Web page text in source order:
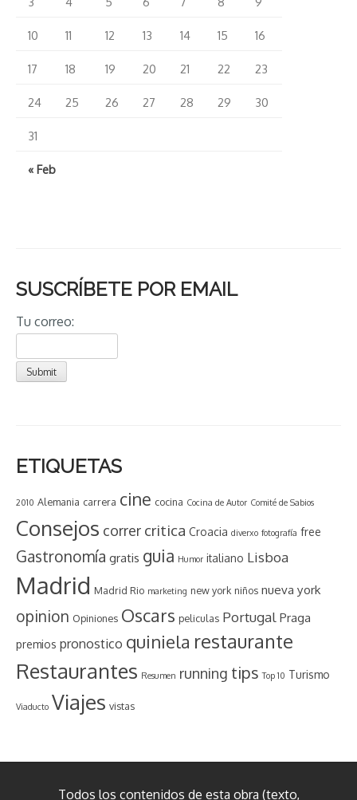
« Feb
10 11 12 13 14 15 16
17 18 19 20 21 22 23
24 25 26 27 28 29 30
31
SUSCRÍBETE POR EMAIL
Tu correo:
ETIQUETAS
2010 Alemania carrera cine cocina Cocina de Autor Comité de Sabios
Consejos correr critica Croacia diverxo fotografía free
Gastronomía gratis guia Humor italiano Lisboa
Madrid Madrid Rio marketing new york niños nueva york
opinion Opiniones Oscars peliculas Portugal Praga
premios pronostico quiniela restaurante
Restaurantes Resumen running tips Top 10 Turismo
Viaducto Viajes vistas
Todos los contenidos de esta obra (texto,